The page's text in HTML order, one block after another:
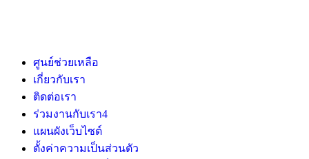
ศูนย์ช่วยเหลือ
เกี่ยวกับเรา
ติดต่อเรา
ร่วมงานกับเรา4
แผนผังเว็บไซต์
ตั้งค่าความเป็นส่วนตัว